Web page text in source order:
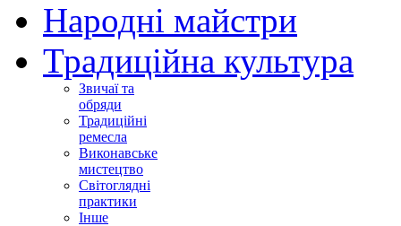
Народні майстри
Традиційна культура
Звичаї та
обряди
Традиційні
ремесла
Виконавське
мистецтво
Світоглядні
практики
Інше